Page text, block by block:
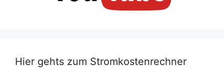
Hier gehts zum Stromkostenrechner